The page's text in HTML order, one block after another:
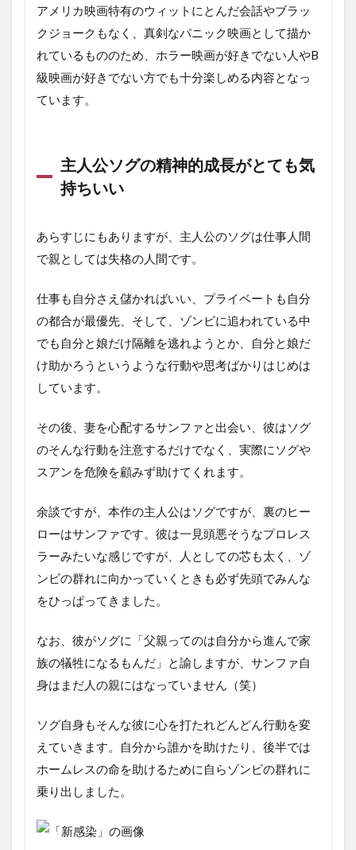
アメリカ映画特有のウィットにとんだ会話やブラッ
クジョークもなく、真剣なパニック映画として描か
れているもののため、ホラー映画が好きでない人やB
級映画が好きでない方でも十分楽しめる内容となっ
ています。
主人公ソグの精神的成長がとても気
持ちいい
あらすじにもありますが、主人公のソグは仕事人間
で親としては失格の人間です。
仕事も自分さえ儲かればいい、プライベートも自分
の都合が最優先、そして、ゾンビに追われている中
でも自分と娘だけ隔離を逃れようとか、自分と娘だ
け助かろうというような行動や思考ばかりはじめは
しています。
その後、妻を心配するサンファと出会い、彼はソグ
のそんな行動を注意するだけでなく、実際にソグや
スアンを危険を顧みず助けてくれます。
余談ですが、本作の主人公はソグですが、裏のヒー
ローはサンファです。彼は一見頭悪そうなプロレス
ラーみたいな感じですが、人としての芯も太く、ゾ
ンビの群れに向かっていくときも必ず先頭でみんな
をひっぱってきました。
なお、彼がソグに「父親ってのは自分から進んで家
族の犠牲になるもんだ」と諭しますが、サンファ自
身はまだ人の親にはなっていません（笑）
ソグ自身もそんな彼に心を打たれどんどん行動を変
えていきます。自分から誰かを助けたり、後半では
ホームレスの命を助けるために自らゾンビの群れに
乗り出しました。